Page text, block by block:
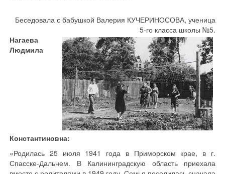
Беседовала с бабушкой Валерия КУЧЕРИНОСОВА, ученица
5-го класса школы №5.
Нагаева
Людмила
Константиновна:
«Родилась 25 июля 1941 года в Приморском крае, в г.
Спасске-Дальнем. В Калининградскую область приехала